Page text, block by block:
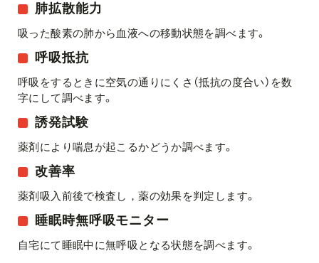
肺拡散能力
吸った酸素の肺から血液への移動状態を調べます。
呼吸抵抗
呼吸をするときに空気の通りにくさ（抵抗の度合い）を数
字にして調べます。
誘発試験
薬剤により喘息が起こるかどうか調べます。
改善率
薬剤吸入前後で検査し，薬の効果を判定します。
睡眠時無呼吸モニター
自宅にて睡眠中に無呼吸となる状態を調べます。